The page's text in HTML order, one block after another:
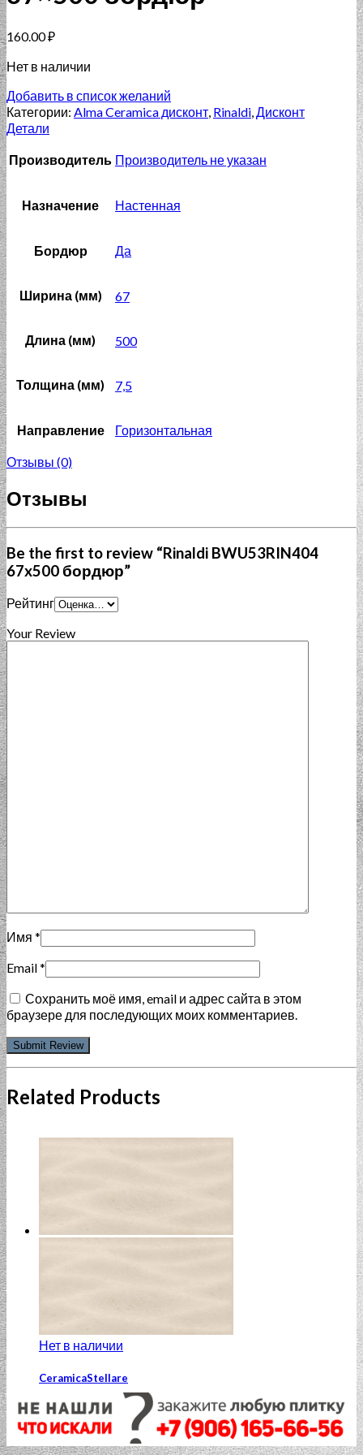
160.00₽
Нет в наличии
Добавить в список желаний
Категории: Alma Ceramica дисконт, Rinaldi,Дисконт
Детали
Производитель Производитель не указан
Назначение Настенная
Бордюр Да
Ширина (мм) 67
Длина (мм) 500
Толщина (мм) 7,5
Направление Горизонтальная
Отзывы (0)
Отзывы
Be the first to review “Rinaldi BWU53RIN404
67x500 бордюр”
Рейтинг
Your Review
Имя *
Email*
Сохранить моё имя, email и адрес сайта в этом
браузере для последующих моих комментариев.
Related Products
Нет в наличии
CeramicaStellare
Corsa Beige wave relief 20×40
824.00₽